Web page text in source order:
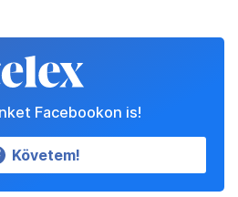
Facebookon is!
Követem!